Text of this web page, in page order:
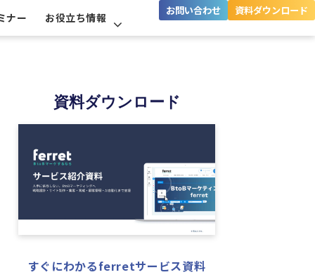
ナー お役立ち情報
お問い合わせ 資料ダウンロード
資料ダウンロード
すぐにわかるferretサービス資料